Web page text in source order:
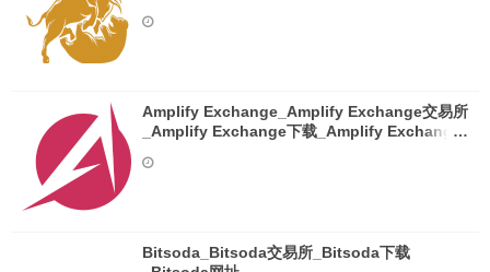
Amplify Exchange_Amplify Exchange交易所
_Amplify Exchange下载_Amplify Exchange
Bitsoda_Bitsoda交易所_Bitsoda下载